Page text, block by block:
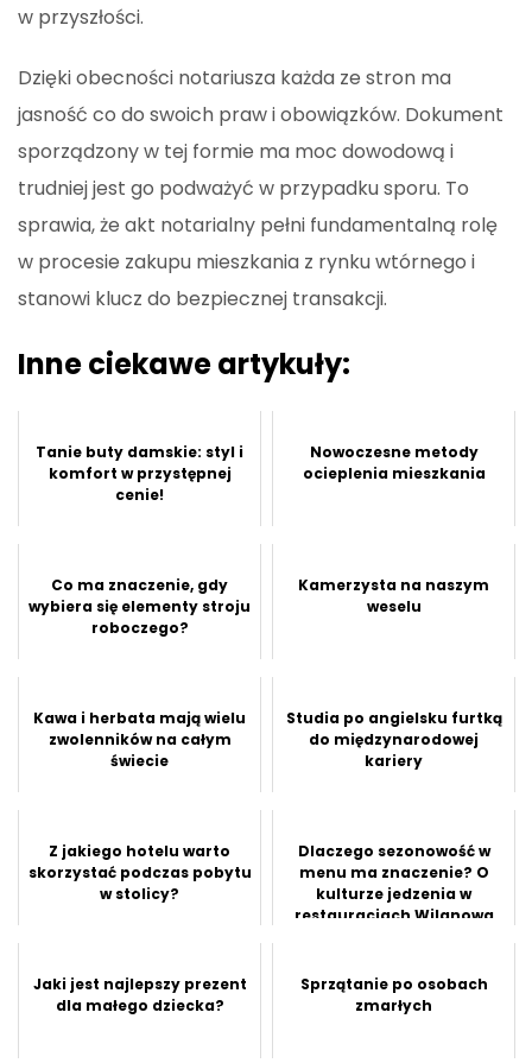
w przyszłości.
Dzięki obecności notariusza każda ze stron ma
jasność co do swoich praw i obowiązków. Dokument
sporządzony w tej formie ma moc dowodową i
trudniej jest go podważyć w przypadku sporu. To
sprawia, że akt notarialny pełni fundamentalną rolę
w procesie zakupu mieszkania z rynku wtórnego i
stanowi klucz do bezpiecznej transakcji.
Inne ciekawe artykuły:
Tanie buty damskie: styl i
komfort w przystępnej
cenie!
Nowoczesne metody
ocieplenia mieszkania
Co ma znaczenie, gdy
wybiera się elementy stroju
roboczego?
Kamerzysta na naszym
weselu
Kawa i herbata mają wielu
zwolenników na całym
świecie
Studia po angielsku furtką
do międzynarodowej
kariery
Z jakiego hotelu warto
skorzystać podczas pobytu
w stolicy?
Dlaczego sezonowość w
menu ma znaczenie? O
kulturze jedzenia w
restauracjach Wilanowa
Jaki jest najlepszy prezent
dla małego dziecka?
Sprzątanie po osobach
zmarłych